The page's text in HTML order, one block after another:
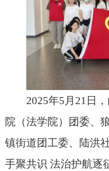
2025年5月21日
院（法学院）团委、
镇街道团工委、陆洪
手聚共识 法治护航逐